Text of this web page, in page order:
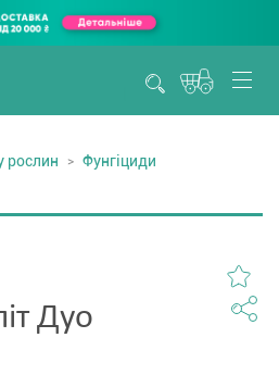
рослин
Фунгіциди
Дуо